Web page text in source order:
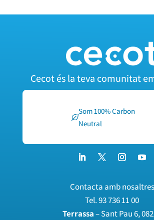
Cecot és la teva comunitat
Som 100% Carbon
Neutral
Contacta amb nosaltres
Tel.93 736 11 00
Terrassa– Sant Pau 6,